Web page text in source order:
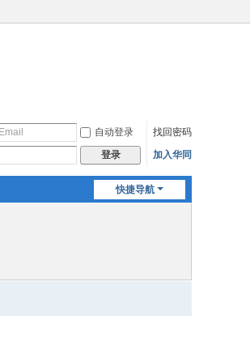
自动登录
找回密码
登录 加入华同
快捷导航